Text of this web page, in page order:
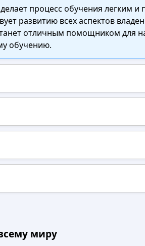
процесс обучения легким
развитию всех аспектов
отличным помощником для
обучению.
миру